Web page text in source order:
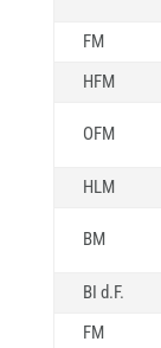
FM
HFM
OFM
HLM
BM
BI d.F.
FM